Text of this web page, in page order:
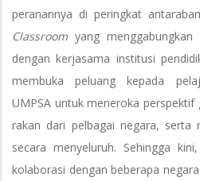
peranannya di peringkat
Classroom yang
dengan kerjasama institusi
membuka peluang kepada
UMPSA untuk meneroka
rakan dari pelbagai negara, serta
secara menyeluruh. Sehingga
kolaborasi dengan beberapa